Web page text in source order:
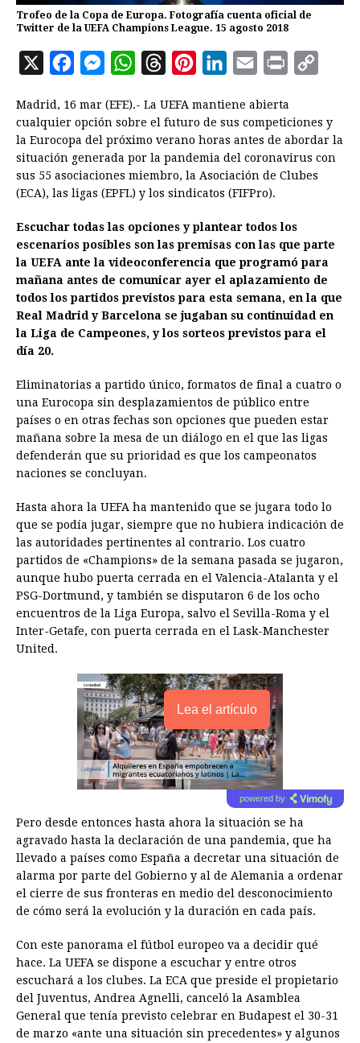
Trofeo de la Copa de Europa. Fotografía cuenta oficial de
Twitter de la UEFA Champions League. 15 agosto 2018
X
c
e
b
o
k
M
s
s
e
n
e
W
a
t
s
A
p
r
e
a
d
n
t
e
r
s
t
n
k
e
d
n
a
i
l
i
n
t
y
L
Madrid, 16 mar (EFE).- La UEFA mantiene abierta
cualquier opción sobre el futuro de sus competiciones y
la Eurocopa del próximo verano horas antes de abordar la
situación generada por la pandemia del coronavirus con
sus 55 asociaciones miembro, la Asociación de Clubes
(ECA), las ligas (EPFL) y los sindicatos (FIFPro).
Escuchar todas las opciones y plantear todos los
escenarios posibles son las premisas con las que parte
la UEFA ante la videoconferencia que programó para
mañana antes de comunicar ayer el aplazamiento de
todos los partidos previstos para esta semana, en la que
Real Madrid y Barcelona se jugaban su continuidad en
la Liga de Campeones, y los sorteos previstos para el
día 20.
Eliminatorias a partido único, formatos de final a cuatro o
una Eurocopa sin desplazamientos de público entre
países o en otras fechas son opciones que pueden estar
mañana sobre la mesa de un diálogo en el que las ligas
defenderán que su prioridad es que los campeonatos
naciones se concluyan.
Hasta ahora la UEFA ha mantenido que se jugara todo lo
que se podía jugar, siempre que no hubiera indicación de
las autoridades pertinentes al contrario. Los cuatro
partidos de «Champions» de la semana pasada se jugaron,
aunque hubo puerta cerrada en el Valencia-Atalanta y el
PSG-Dortmund, y también se disputaron 6 de los ocho
encuentros de la Liga Europa, salvo el Sevilla-Roma y el
Inter-Getafe, con puerta cerrada en el Lask-Manchester
United.
Lea el artículo
powered by
Pero desde entonces hasta ahora la situación se ha
agravado hasta la declaración de una pandemia, que ha
llevado a países como España a decretar una situación de
alarma por parte del Gobierno y al de Alemania a ordenar
el cierre de sus fronteras en medio del desconocimiento
de cómo será la evolución y la duración en cada país.
Con este panorama el fútbol europeo va a decidir qué
hace. La UEFA se dispone a escuchar y entre otros
escuchará a los clubes. La ECA que preside el propietario
del Juventus, Andrea Agnelli, canceló la Asamblea
General que tenía previsto celebrar en Budapest el 30-31
de marzo «ante una situación sin precedentes» y algunos